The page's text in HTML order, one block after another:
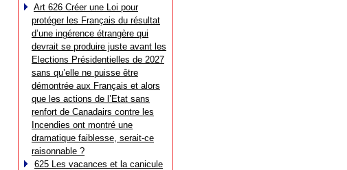
Art 626 Créer une Loi pour
protéger les Français du résultat
d’une ingérence étrangère qui
devrait se produire juste avant les
Elections Présidentielles de 2027
sans qu’elle ne puisse être
démontrée aux Français et alors
que les actions de l’Etat sans
renfort de Canadairs contre les
Incendies ont montré une
dramatique faiblesse, serait-ce
raisonnable ?
625 Les vacances et la canicule